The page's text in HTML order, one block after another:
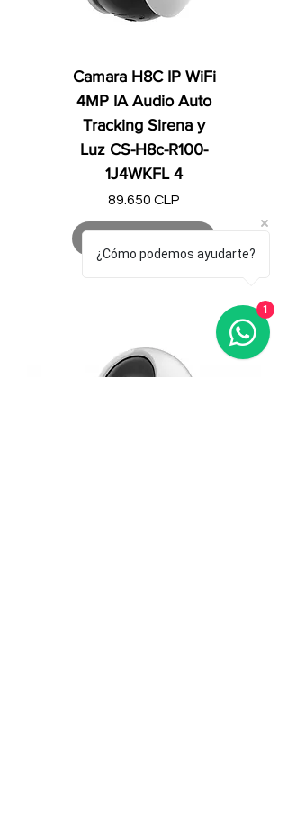
Camara H8C IP WiFi
4MP IA Audio Auto
Tracking Sirena y
Luz CS-H8c-R100-
1J4WKFL 4
Precio
89.650 CLP
¿Cómo podemos ayudarte?
1